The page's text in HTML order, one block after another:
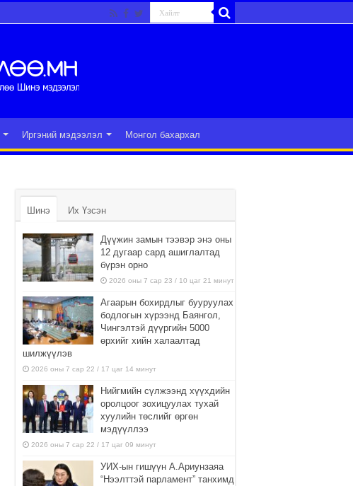
Иргэний мэдээлэл Монгол бахархал
Шинэ Их Үзсэн
Дүүжин замын тээвэр энэ оны
12 дугаар сард ашиглалтад
бүрэн орно
2026 оны 7 сар 23 / 10 цаг 21 минут
Агаарын бохирдлыг бууруулах
бодлогын хүрээнд Баянгол,
Чингэлтэй дүүргийн 5000
өрхийг хийн халаалтад
шилжүүлэв
2026 оны 7 сар 22 / 17 цаг 14 минут
Нийгмийн сүлжээнд хүүхдийн
оролцоог зохицуулах тухай
хуулийн төслийг өргөн
мэдүүллээ
2026 оны 7 сар 22 / 17 цаг 09 минут
УИХ-ын гишүүн А.Ариунзаяа
“Нээлттэй парламент” танхимд